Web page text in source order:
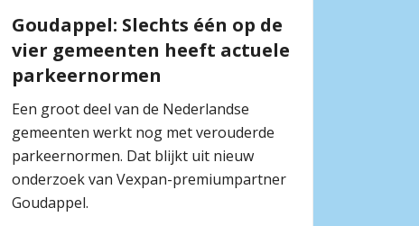
Goudappel: Slechts één op de
vier gemeenten heeft actuele
parkeernormen
Een groot deel van de Nederlandse
gemeenten werkt nog met verouderde
parkeernormen. Dat blijkt uit nieuw
onderzoek van Vexpan-premiumpartner
Goudappel.